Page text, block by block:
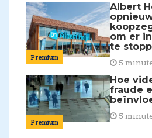
Premium
Albert
om er
te
5
Premium
Hoe
fraude
5